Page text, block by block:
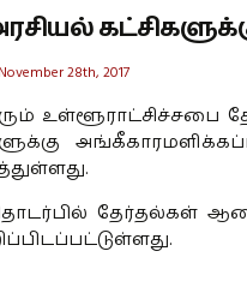
28th, 2017
உள்ளூராட்சிச்சபை
தேர்தல்கள்